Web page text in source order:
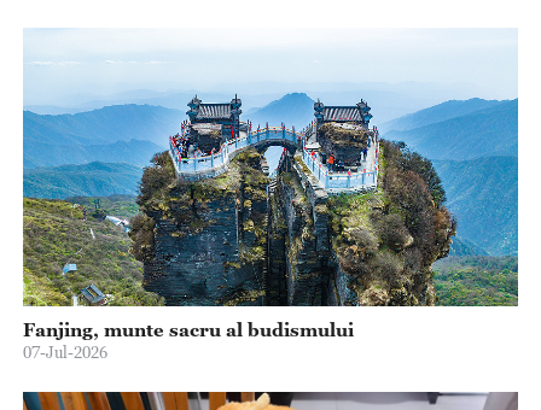
Fanjing, munte sacru al budismului
07-Jul-2026